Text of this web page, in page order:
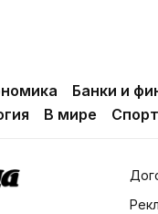
Банки и
В мире Спорт